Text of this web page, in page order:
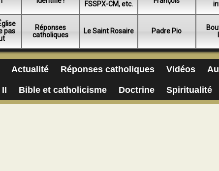
FSSPX-CM, etc.
pas
Réponses
catholiques
Le Saint Rosaire Padre Pio
Actualité Réponses catholiques Vidéos
Bible et catholicisme Doctrine Spiritualité